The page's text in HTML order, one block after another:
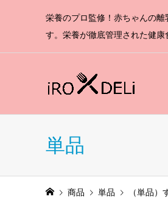
栄養のプロ監修！赤ちゃんの
す。栄養が徹底管理された健
単品
商品 単品 （単品）